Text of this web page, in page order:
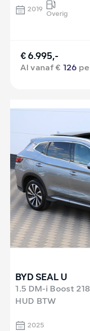
2019 Overig
€ 6.995,-
Al vanaf €126
BYD SEAL U
1.5 DM-i Boost
HUD BTW
2025